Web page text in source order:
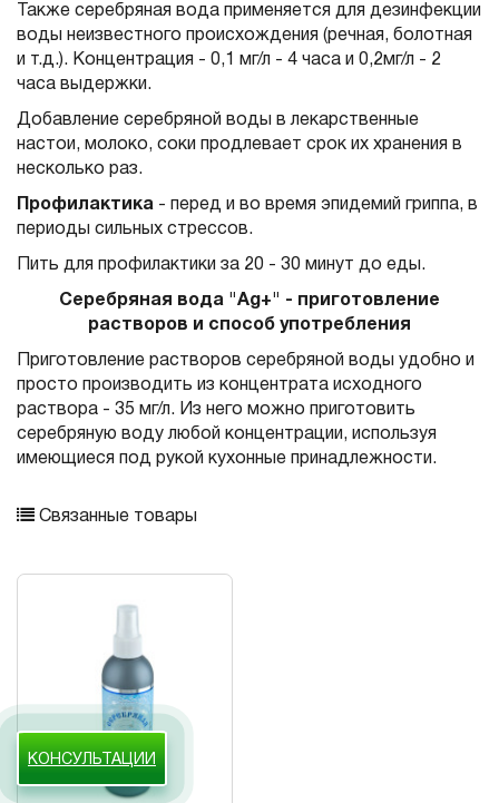
Также серебряная вода применяется для дезинфекции
воды неизвестного происхождения (речная, болотная
и т.д.). Концентрация - 0,1 мг/л - 4 часа и 0,2мг/л - 2
часа выдержки.
Добавление серебряной воды в лекарственные
настои, молоко, соки продлевает срок их хранения в
несколько раз.
Профилактика - перед и во время эпидемий гриппа, в
периоды сильных стрессов.
Пить для профилактики за 20 - 30 минут до еды.
Серебряная вода "Ag+" - приготовление
растворов и способ употребления
Приготовление растворов серебряной воды удобно и
просто производить из концентрата исходного
раствора - 35 мг/л. Из него можно приготовить
серебряную воду любой концентрации, используя
имеющиеся под рукой кухонные принадлежности.
Связанные товары
КОНСУЛЬТАЦИИ